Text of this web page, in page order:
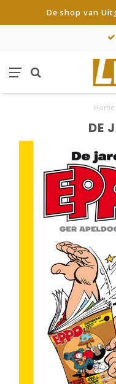
De shop van
Home
DE